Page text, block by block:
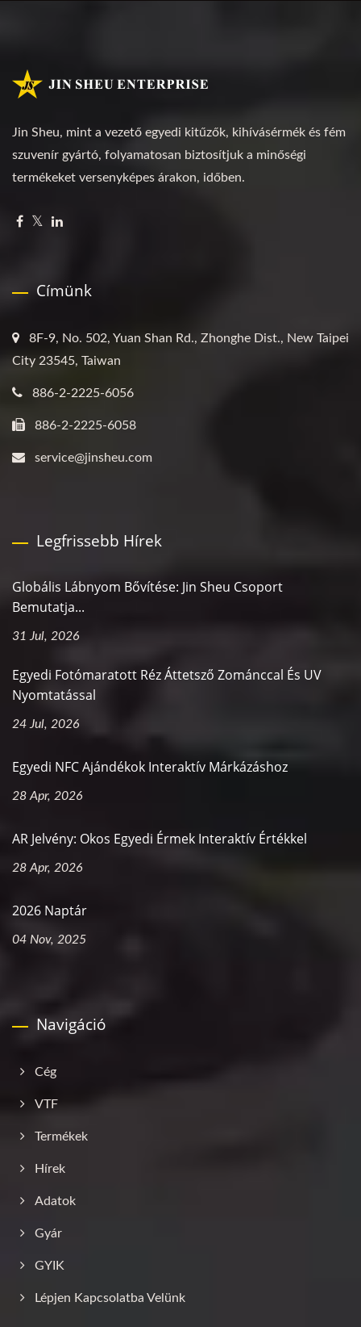
Jin Sheu, mint a vezető egyedi kitűzők, kihívásérmék és fém
szuvenír gyártó, folyamatosan biztosítjuk a minőségi
termékeket versenyképes árakon, időben.
Címünk
8F-9, No. 502, Yuan Shan Rd., Zhonghe Dist., New Taipei
City 23545, Taiwan
886-2-2225-6056
886-2-2225-6058
service@jinsheu.com
Legfrissebb Hírek
Globális Lábnyom Bővítése: Jin Sheu Csoport
Bemutatja...
31 Jul, 2026
Egyedi Fotómaratott Réz Áttetsző Zománccal És UV
Nyomtatással
24 Jul, 2026
Egyedi NFC Ajándékok Interaktív Márkázáshoz
28 Apr, 2026
AR Jelvény: Okos Egyedi Érmek Interaktív Értékkel
28 Apr, 2026
2026 Naptár
04 Nov, 2025
Navigáció
Cég
VTF
Termékek
Hírek
Adatok
Gyár
GYIK
Lépjen Kapcsolatba Velünk